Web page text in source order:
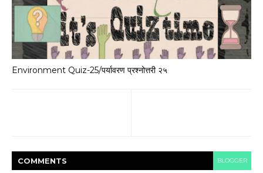
Environment Quiz-25/पर्यावरण प्रश्नोत्तरी २५
COMMENTS BLOGGER